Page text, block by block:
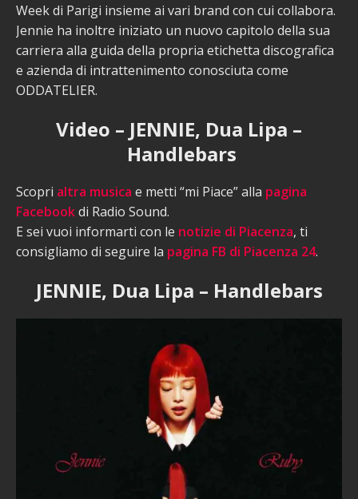
Week di Parigi insieme ai vari brand con cui collabora.
Jennie ha inoltre iniziato un nuovo capitolo della sua
carriera alla guida della propria etichetta discografica
e azienda di intrattenimento conosciuta come
ODDATELIER.
Video – JENNIE, Dua Lipa –
Handlebars
Scopri altra musica e metti “mi Piace” alla pagina
Facebookdi Radio Sound.
E sei vuoi informarti con le notizie di Piacenza, ti
consigliamo di seguire la pagina FB di Piacenza 24.
JENNIE, Dua Lipa – Handlebars